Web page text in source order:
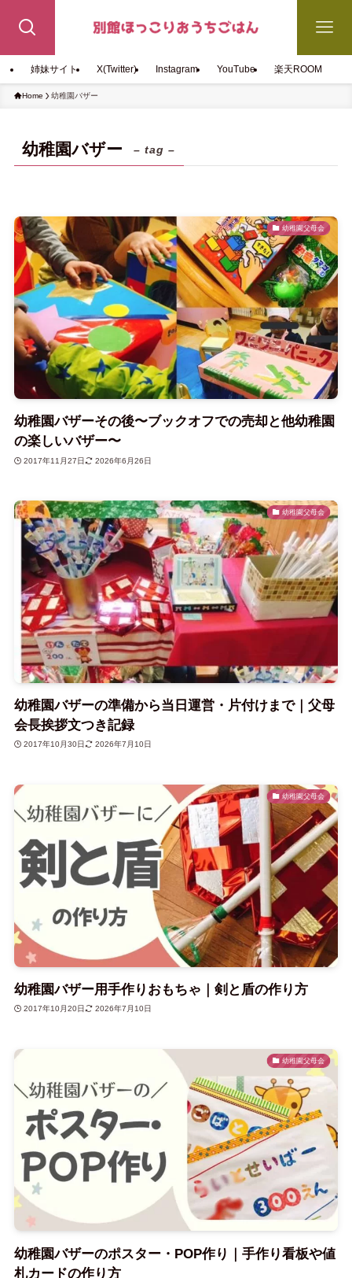
姉妹サイト X(Twitter) Instagram YouTube 楽天ROOM
Home 幼稚園バザー
幼稚園バザー – tag –
幼稚園父母会
幼稚園バザーその後〜ブックオフでの売却と他幼稚園
の楽しいバザー〜
2017年11月27日 2026年6月26日
幼稚園父母会
幼稚園バザーの準備から当日運営・片付けまで｜父母
会長挨拶文つき記録
2017年10月30日 2026年7月10日
幼稚園父母会
幼稚園バザー用手作りおもちゃ｜剣と盾の作り方
2017年10月20日 2026年7月10日
幼稚園父母会
幼稚園バザーのポスター・POP作り｜手作り看板や値
札カードの作り方